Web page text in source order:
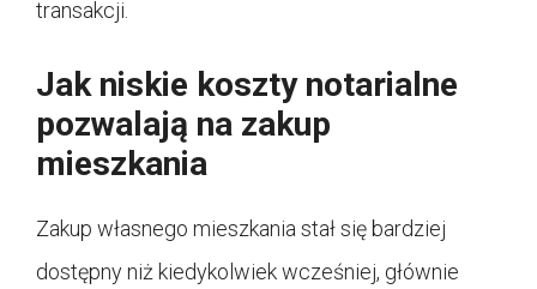
transakcji.
Jak niskie koszty notarialne
pozwalają na zakup
mieszkania
Zakup własnego mieszkania stał się bardziej
dostępny niż kiedykolwiek wcześniej, głównie